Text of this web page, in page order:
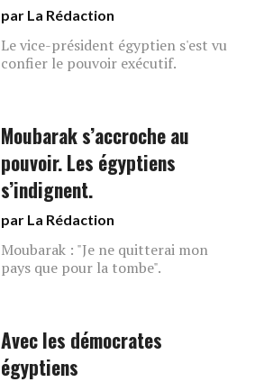
par La Rédaction
Le vice-président égyptien s'est vu
confier le pouvoir exécutif.
Moubarak s’accroche au
pouvoir. Les égyptiens
s’indignent.
par La Rédaction
Moubarak : "Je ne quitterai mon
pays que pour la tombe".
Avec les démocrates
égyptiens